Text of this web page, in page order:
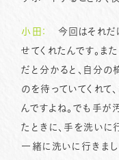
小田：
今回はそれだ
せてくれたんです。ま
だと分かると、自分
のを待っていてくれて
んですよね。でも手が
たときに、手を洗いに
一緒に洗いに行きま